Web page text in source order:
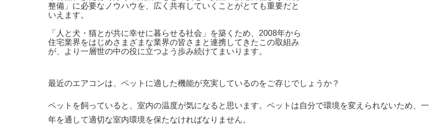
整備」に必要なノウハウを、広く共有していくことがとても重要だと
いえます。
「人と犬・猫とが共に幸せに暮らせる社会」を築くため、2008年から
住宅業界をはじめさまざまな業界の皆さまと連携してきたこの取組み
が、より一層世の中の役に立つよう歩み続けてまいります。
最近のエアコンは、ペットに適した機能が充実しているのをご存じでしょうか？
ペットを飼っていると、室内の温度が気になると思います。ペットは自分で環境を変えられないため、一
年を通して適切な室内環境を保たなければなりません。